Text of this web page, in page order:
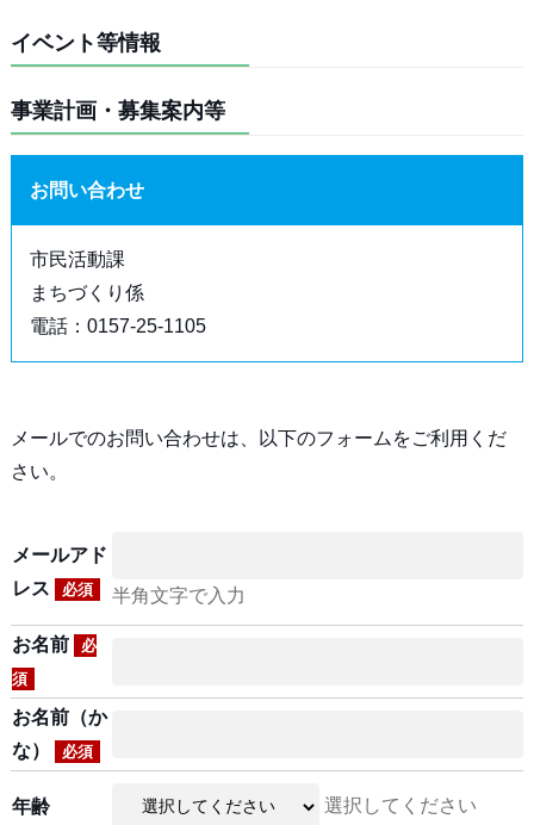
イベント等情報
事業計画・募集案内等
お問い合わせ
市民活動課
まちづくり係
電話：0157-25-1105
メールでのお問い合わせは、以下のフォームをご利用くだ
さい。
メールアド
レス
必須 半角文字で入力
お名前
必
須
お名前（か
な）
必須
年齢 選択してください